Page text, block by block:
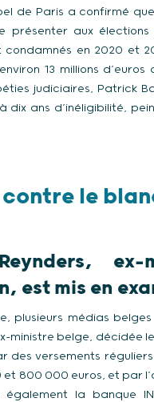
de Paris a confirmé
présenter aux
condamnés en 2020 et
13 millions
judiciaires, Patrick
dix ans d’inéligibilité,
le
est mis en
plusieurs médias
ministre belge, décidée
des versements
800 000 euros, et par
également la banque